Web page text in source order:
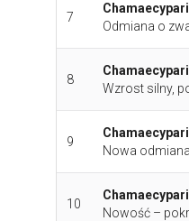
7
Odmiana o
8
Wzrost silny,
9
Nowa
10
Nowość –